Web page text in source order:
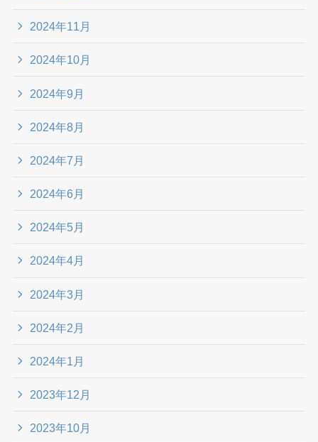
2024年11月
2024年10月
2024年9月
2024年8月
2024年7月
2024年6月
2024年5月
2024年4月
2024年3月
2024年2月
2024年1月
2023年12月
2023年10月